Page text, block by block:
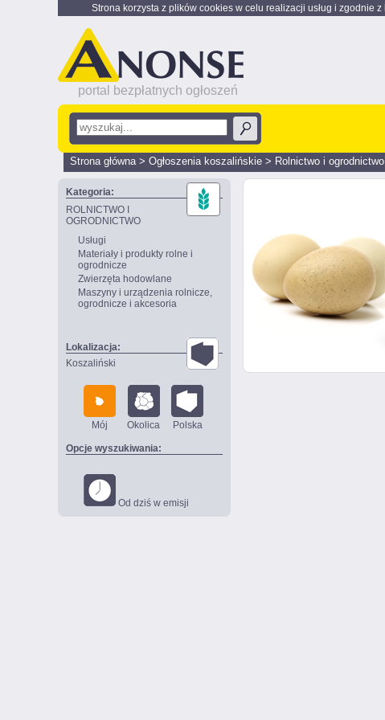
Strona korzysta z plików cookies w celu realizacji usług i zgodnie z
portal bezpłatnych ogłoszeń
Strona główna> Ogłoszenia koszalińskie > Rolnictwo i ogrodnictwo
Kategoria:
ROLNICTWO I
OGRODNICTWO
Usługi
Materiały i produkty rolne i
ogrodnicze
Zwierzęta hodowlane
Maszyny i urządzenia rolnicze,
ogrodnicze i akcesoria
Lokalizacja:
Koszaliński
Mój Okolica Polska
Opcje wyszukiwania:
Od dziś w emisji